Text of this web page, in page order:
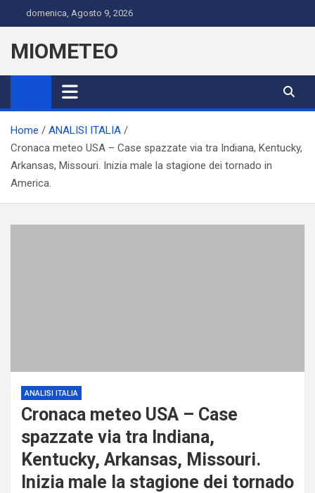
to
content
domenica, Agosto 9, 2026
MIOMETEO
Home
ANALISI ITALIA
Cronaca meteo USA – Case spazzate via tra Indiana, Kentucky,
Arkansas, Missouri. Inizia male la stagione dei tornado in
America.
ANALISI ITALIA
Cronaca meteo USA – Case
spazzate via tra Indiana,
Kentucky, Arkansas, Missouri.
Inizia male la stagione dei tornado